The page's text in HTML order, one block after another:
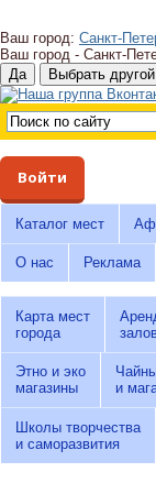
Ваш город: Санкт-
Ваш город - Санкт-
Войти
Каталог мест
О нас Реклама
Карта мест
города
Этно и эко
магазины
и
Школы творчества
и саморазвития